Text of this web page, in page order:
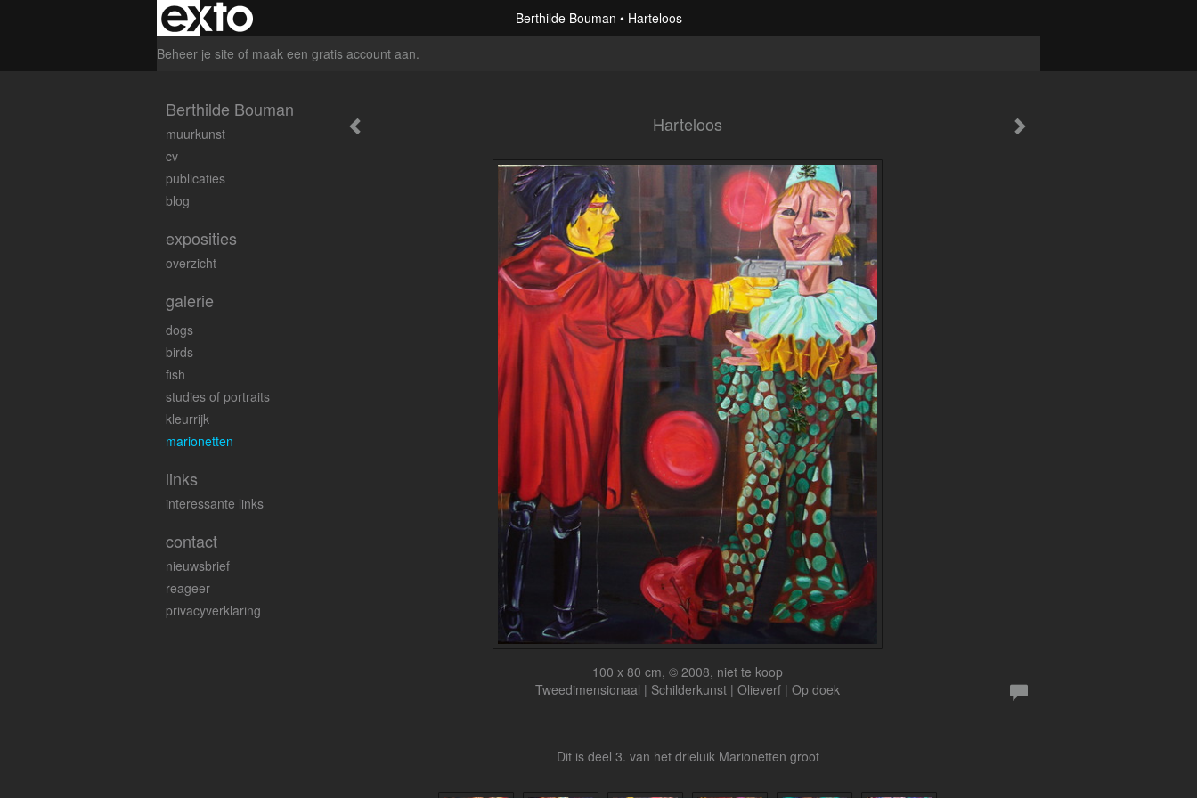
Berthilde Bouman
Harteloos
Beheer je site of maak een gratis account aan.
Harteloos
100 x 80 cm, © 2008, niet te koop
Tweedimensionaal | Schilderkunst | Olieverf | Op doek
Dit is deel 3. van het drieluik Marionetten groot
Berthilde Bouman
muurkunst
cv
publicaties
blog
exposities
overzicht
galerie
dogs
birds
fish
studies of portraits
kleurrijk
marionetten
links
interessante links
contact
nieuwsbrief
reageer
privacyverklaring